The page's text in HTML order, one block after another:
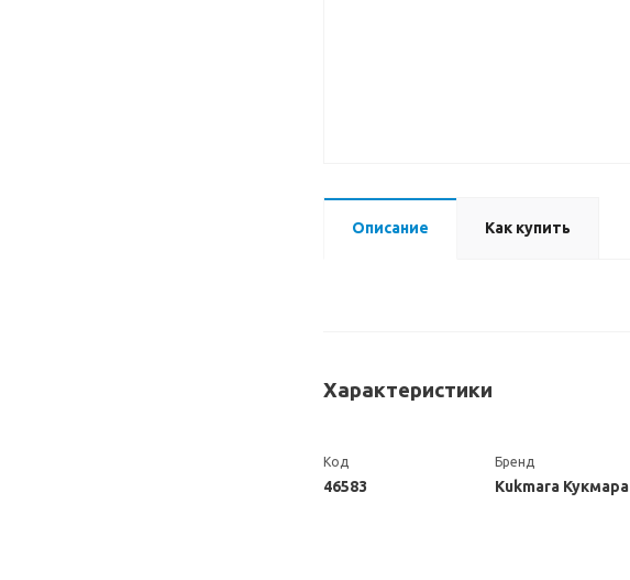
Описание Как купить
Характеристики
Код
46583
Бренд
Kukmara Кукмара